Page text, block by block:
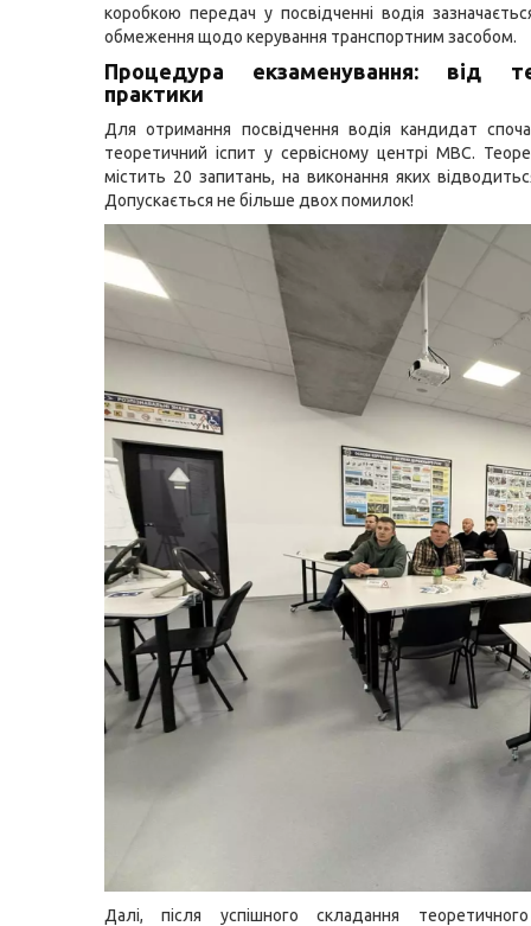
коробкою передач у посвідченні водія
обмеження щодо керування транспортним засобом.
Процедура екзаменування: від
практики
Для отримання посвідчення водія кандидат
теоретичний іспит у сервісному центрі МВС.
містить 20 запитань, на виконання яких
Допускається не більше двох помилок!
Далі, після успішного складання